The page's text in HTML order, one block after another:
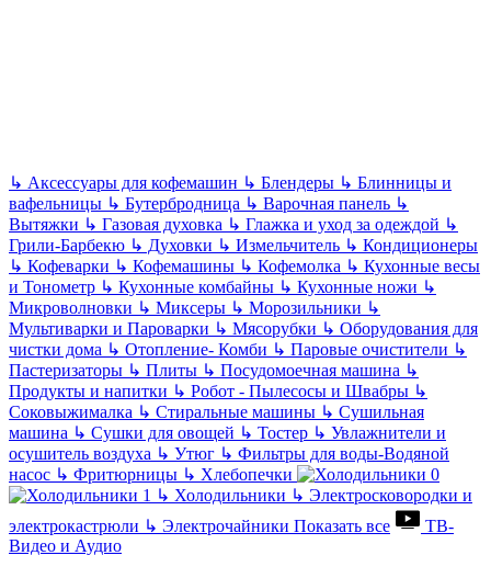
↳ Аксессуары для кофемашин ↳ Блендеры ↳ Блинницы и
вафельницы ↳ Бутербродница ↳ Варочная панель ↳
Вытяжки ↳ Газовая духовка ↳ Глажка и уход за одеждой ↳
Грили-Барбекю ↳ Духовки ↳ Измельчитель ↳ Кондиционеры
↳ Кофеварки ↳ Кофемашины ↳ Кофемолка ↳ Кухонные весы
и Тонометр ↳ Кухонные комбайны ↳ Кухонные ножи ↳
Микроволновки ↳ Миксеры ↳ Морозильники ↳
Мультиварки и Пароварки ↳ Мясорубки ↳ Оборудования для
чистки дома ↳ Отопление- Комби ↳ Паровые очистители ↳
Пастеризаторы ↳ Плиты ↳ Посудомоечная машина ↳
Продукты и напитки ↳ Робот - Пылесосы и Швабры ↳
Соковыжималка ↳ Стиральные машины ↳ Сушильная
машина ↳ Сушки для овощей ↳ Тостер ↳ Увлажнители и
осушитель воздуха ↳ Утюг ↳ Фильтры для воды-Водяной
насос ↳ Фритюрницы ↳ Хлебопечки
↳ Холодильники ↳ Электросковородки и
электрокастрюли ↳ Электрочайники Показать все
ТВ-
Видео и Аудио